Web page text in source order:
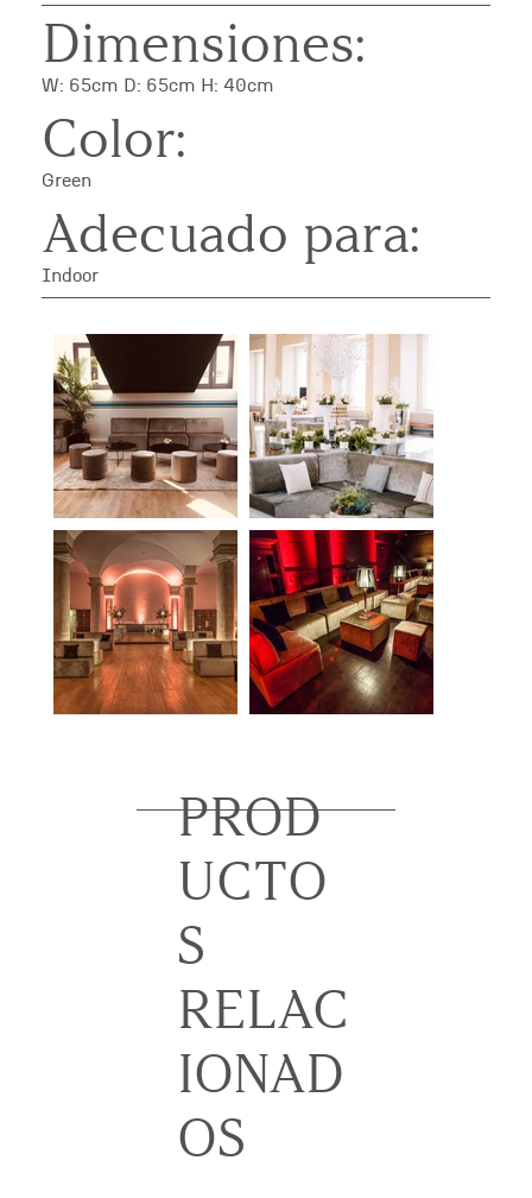
PROD
UCTO
S
RELAC
IONAD
OS
Dimensiones:
Color:
Adecuado para:
W: 65cm D: 65cm H: 40cm
Green
Indoor